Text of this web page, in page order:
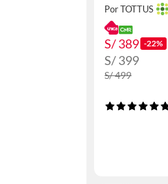
Por TOTTUS
S/ 389 -22%
S/ 399
S/ 499